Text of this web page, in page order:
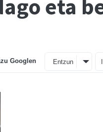
eta
Googlen Entzun